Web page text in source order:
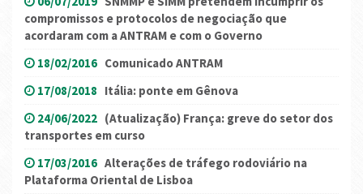
compromissos e protocolos de negociação que
acordaram com a ANTRAM e com o Governo
18/02/2016 Comunicado ANTRAM
17/08/2018 Itália: ponte em Gênova
24/06/2022 (Atualização) França: greve do setor dos
transportes em curso
17/03/2016 Alterações de tráfego rodoviário na
Plataforma Oriental de Lisboa